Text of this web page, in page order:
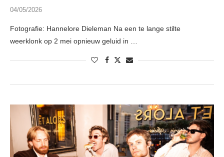
04/05/2026
Fotografie: Hannelore Dieleman Na een te lange stilte
weerklonk op 2 mei opnieuw geluid in …